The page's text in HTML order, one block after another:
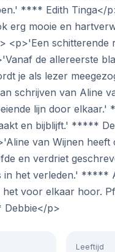
**** Edith Tinga</
erg mooie en
schitterende
de allereerste
je als lezer
schrijven van Aline
lijn door
en bijblijft.' *****
van Wijnen heeft
en verdriet
in het verleden.' *****
voor elkaar hoor.
p>
Leeftijd